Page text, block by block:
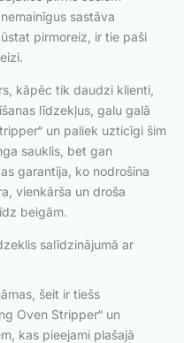
sastāva
pirmoreiz, ir tie paši
kāpēc tik daudzi klienti,
līdzekļus, galu galā
un paliek uzticīgi šim
sauklis, bet gan
garantija, ko nodrošina
vienkārša un droša
beigām.
salīdzinājumā ar
šeit ir tiešs
Oven Stripper“ un
kas pieejami plašajā